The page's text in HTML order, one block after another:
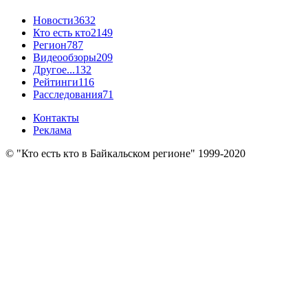
Новости3632
Кто есть кто2149
Регион787
Видеообзоры209
Другое...132
Рейтинги116
Расследования71
Контакты
Реклама
© "Кто есть кто в Байкальском регионе" 1999-2020